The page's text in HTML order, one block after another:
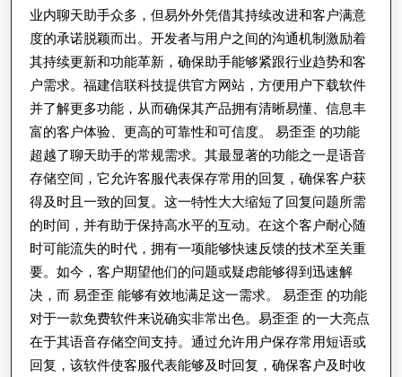
业内聊天助手众多，但易外外凭借其持续改进和客户满意
度的承诺脱颖而出。开发者与用户之间的沟通机制激励着
其持续更新和功能革新，确保助手能够紧跟行业趋势和客
户需求。福建信联科技提供官方网站，方便用户下载软件
并了解更多功能，从而确保其产品拥有清晰易懂、信息丰
富的客户体验、更高的可靠性和可信度。 易歪歪 的功能
超越了聊天助手的常规需求。其最显著的功能之一是语音
存储空间，它允许客服代表保存常用的回复，确保客户获
得及时且一致的回复。这一特性大大缩短了回复问题所需
的时间，并有助于保持高水平的互动。在这个客户耐心随
时可能流失的时代，拥有一项能够快速反馈的技术至关重
要。如今，客户期望他们的问题或疑虑能够得到迅速解
决，而 易歪歪 能够有效地满足这一需求。 易歪歪 的功能
对于一款免费软件来说确实非常出色。易歪歪 的一大亮点
在于其语音存储空间支持。通过允许用户保存常用短语或
回复，该软件使客服代表能够及时回复，确保客户及时收